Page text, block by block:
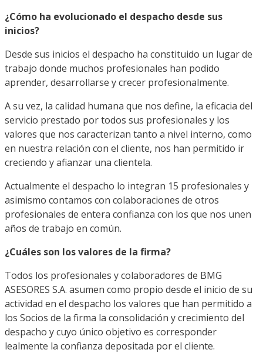
¿Cómo ha evolucionado el despacho desde sus
inicios?
Desde sus inicios el despacho ha constituido un lugar de
trabajo donde muchos profesionales han podido
aprender, desarrollarse y crecer profesionalmente.
A su vez, la calidad humana que nos define, la eficacia del
servicio prestado por todos sus profesionales y los
valores que nos caracterizan tanto a nivel interno, como
en nuestra relación con el cliente, nos han permitido ir
creciendo y afianzar una clientela.
Actualmente el despacho lo integran 15 profesionales y
asimismo contamos con colaboraciones de otros
profesionales de entera confianza con los que nos unen
años de trabajo en común.
¿Cuáles son los valores de la firma?
Todos los profesionales y colaboradores de BMG
ASESORES S.A. asumen como propio desde el inicio de su
actividad en el despacho los valores que han permitido a
los Socios de la firma la consolidación y crecimiento del
despacho y cuyo único objetivo es corresponder
lealmente la confianza depositada por el cliente.